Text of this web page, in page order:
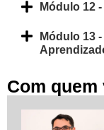
Módulo 12
Módulo 13
Com